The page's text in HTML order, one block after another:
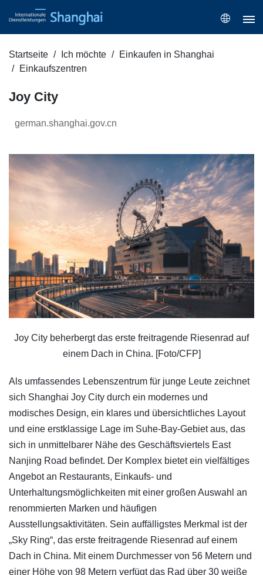
Startseite Ich möchte
Einkaufen in Shanghai
Einkaufszentren
Joy City
german.shanghai.gov.cn
Joy City beherbergt das erste freitragende Riesenrad auf
einem Dach in China. [Foto/CFP]
Als umfassendes Lebenszentrum für junge Leute zeichnet
sich Shanghai Joy City durch ein modernes und
modisches Design, ein klares und übersichtliches Layout
und eine erstklassige Lage im Suhe-Bay-Gebiet aus, das
sich in unmittelbarer Nähe des Geschäftsviertels East
Nanjing Road befindet. Der Komplex bietet ein vielfältiges
Angebot an Restaurants, Einkaufs- und
Unterhaltungsmöglichkeiten mit einer großen Auswahl an
renommierten Marken und häufigen
Ausstellungsaktivitäten. Sein auffälligstes Merkmal ist der
„Sky Ring“, das erste freitragende Riesenrad auf einem
Dach in China. Mit einem Durchmesser von 56 Metern und
einer Höhe von 98 Metern verfügt das Rad über 30 weiße